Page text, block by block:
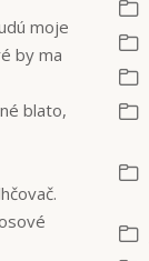
moje
by ma
blato,